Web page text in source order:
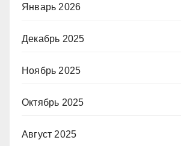
Январь 2026
Декабрь 2025
Ноябрь 2025
Октябрь 2025
Август 2025